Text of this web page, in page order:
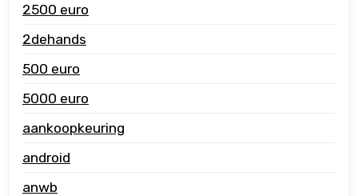
2500 euro
2dehands
500 euro
5000 euro
aankoopkeuring
android
anwb